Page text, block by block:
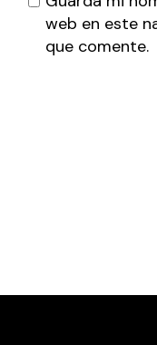
web en este
que comente.